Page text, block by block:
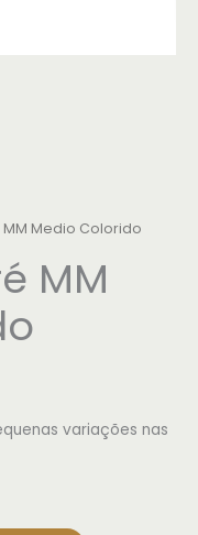
Medio Colorido
MM
variações nas